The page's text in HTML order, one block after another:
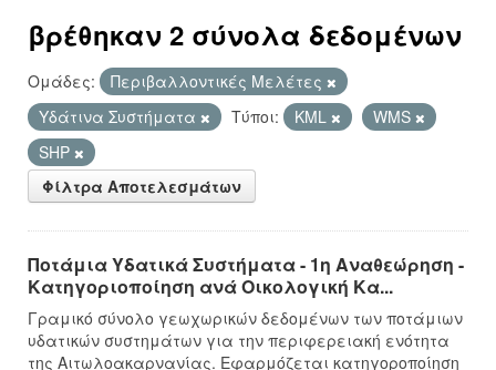
βρέθηκαν 2 σύνολα δεδομένων
Ομάδες:
Περιβαλλοντικές Μελέτες
Υδάτινα Συστήματα
Τύποι: KML
WMS
SHP
Φίλτρα Αποτελεσμάτων
Ποτάμια Υδατικά Συστήματα - 1η Αναθεώρηση -
Κατηγοριοποίηση ανά Οικολογική Κα...
Γραμικό σύνολο γεωχωρικών δεδομένων των ποτάμιων
υδατικών συστημάτων για την περιφερειακή ενότητα
της Αιτωλοακαρνανίας. Εφαρμόζεται κατηγοροποίηση